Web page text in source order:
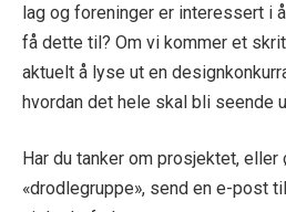
lag og foreninger er interessert i
få dette til? Om vi kommer et
aktuelt å lyse ut en
hvordan det hele skal bli seende
Har du tanker om prosjektet,
«drodlegruppe», send en e-post